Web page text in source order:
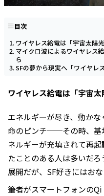
目次
ワイヤレス給電は「宇宙太陽
マイクロ波によるワイヤレス
ら
SFの夢から現実へ「ワイヤレ
ワイヤレス給電は「宇宙
エネルギーが尽き、動か
命のピンチ──その時、基
ネルギーが充填されて再
たことのある人は多いだ
展開だが、SF好きにはおな
筆者がスマートフォンの